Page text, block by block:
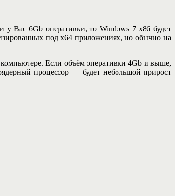
у Вас 6Gb оперативки, то Windows 7 x86 будет
под х64 приложениях, но обычно на
Если объём оперативки 4Gb и выше,
процессор — будет небольшой прирост